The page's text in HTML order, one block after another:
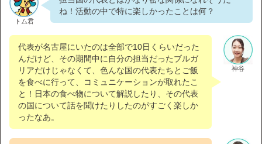
トム君
ね！活動の中で特に楽しかったことは何？
神谷
代表が名古屋にいたのは全部で10日くらいだった
んだけど、その期間中に自分の担当だったブルガ
リアだけじゃなくて、色んな国の代表たちとご飯
を食べに行って、コミュニケーションが取れたこ
と！日本の食べ物について解説したり、その代表
の国について話を聞けたりしたのがすごく楽しか
ったなあ。